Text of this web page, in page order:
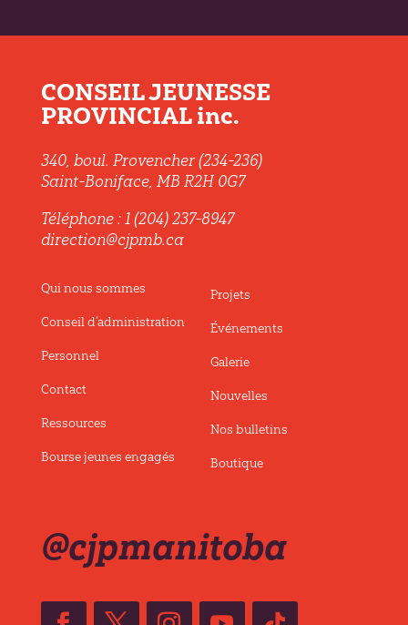
CONSEIL JEUNESSE
PROVINCIAL inc.
340, boul. Provencher (234-236)
Saint-Boniface, MB R2H 0G7
Téléphone : 1 (204) 237-8947
direction@cjpmb.ca
Qui nous sommes
Conseil d’administration
Personnel
Contact
Ressources
Bourse jeunes engagés
Projets
Événements
Galerie
Nouvelles
Nos bulletins
Boutique
@cjpmanitoba